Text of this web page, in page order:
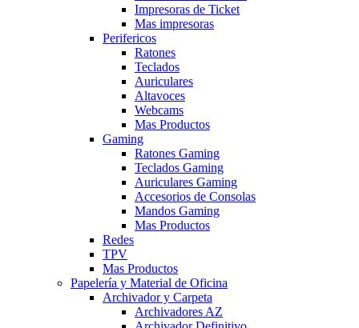
Impresoras de Ticket
Mas impresoras
Perifericos
Ratones
Teclados
Auriculares
Altavoces
Webcams
Mas Productos
Gaming
Ratones Gaming
Teclados Gaming
Auriculares Gaming
Accesorios de Consolas
Mandos Gaming
Mas Productos
Redes
TPV
Mas Productos
Papelería y Material de Oficina
Archivador y Carpeta
Archivadores AZ